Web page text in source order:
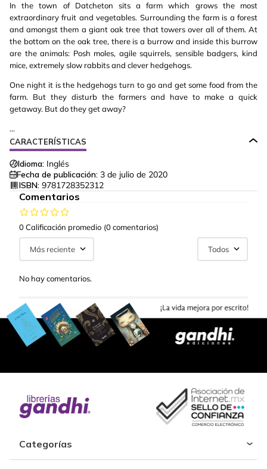
In the town of Datcheton sits a farm which grows the most
extraordinary fruit and vegetables. Surrounding the farm is a forest
and amongst them a giant oak tree that towers over all of them. At
the bottom on the oak tree, there is a burrow and inside this burrow
are the animals: Posh moles, agile squirrels, sensible badgers, kind
mice, extremely slow rabbits and clever hedgehogs.
One night it is the hedgehogs turn to go and get some food from the
farm. But they disturb the farmers and have to make a quick
getaway. But do they get away?
...
CARACTERÍSTICAS
Idioma: Inglés
Fecha de publicación: 3 de julio de 2020
ISBN: 9781728352312
Comentarios
0 Calificación promedio (0 comentarios)
Más reciente Todos
No hay comentarios.
Categorías